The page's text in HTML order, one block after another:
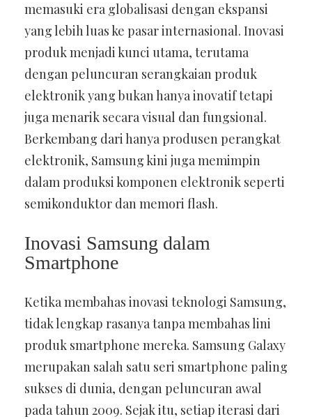
memasuki era globalisasi dengan ekspansi
yang lebih luas ke pasar internasional. Inovasi
produk menjadi kunci utama, terutama
dengan peluncuran serangkaian produk
elektronik yang bukan hanya inovatif tetapi
juga menarik secara visual dan fungsional.
Berkembang dari hanya produsen perangkat
elektronik, Samsung kini juga memimpin
dalam produksi komponen elektronik seperti
semikonduktor dan memori flash.
Inovasi Samsung dalam
Smartphone
Ketika membahas inovasi teknologi Samsung,
tidak lengkap rasanya tanpa membahas lini
produk smartphone mereka. Samsung Galaxy
merupakan salah satu seri smartphone paling
sukses di dunia, dengan peluncuran awal
pada tahun 2009. Sejak itu, setiap iterasi dari